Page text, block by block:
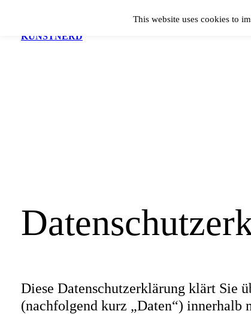
KUNSTNERD
Diese Datenschutzerklärung klärt Sie
(nachfolgend kurz „Daten“) innerhalb
This website uses cookies to